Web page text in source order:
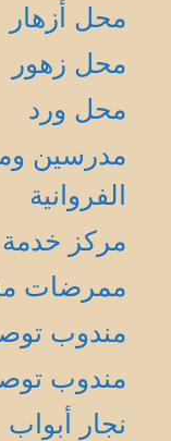
محل أزهار
محل زهور
محل ورد
مدرسين
الفروانية
مركز
ممرضات
مندوب
مندوب
نجار أبواب